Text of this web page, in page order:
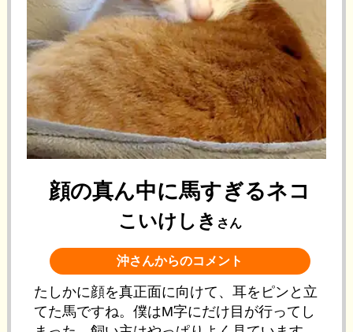
顔の真ん中に馬すぎるネコ
こいけしき さん
沖さんからのコメント
たしかに顔を真正面に向けて、耳をピンと立
てた馬ですね。僕はM字にだけ目が行ってし